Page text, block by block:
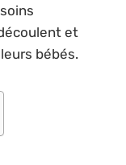
et
bébés.